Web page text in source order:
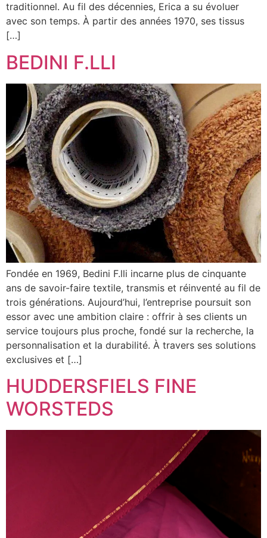
traditionnel. Au fil des décennies, Erica a su évoluer
avec son temps. À partir des années 1970, ses tissus
[…]
BEDINI F.LLI
Fondée en 1969, Bedini F.lli incarne plus de cinquante
ans de savoir-faire textile, transmis et réinventé au fil de
trois générations. Aujourd’hui, l’entreprise poursuit son
essor avec une ambition claire : offrir à ses clients un
service toujours plus proche, fondé sur la recherche, la
personnalisation et la durabilité. À travers ses solutions
exclusives et […]
HUDDERSFIELS FINE
WORSTEDS